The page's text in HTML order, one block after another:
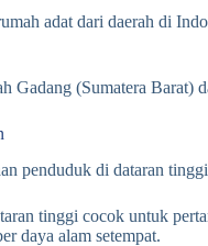
adat dari daerah di
Gadang (Sumatera Barat)
penduduk di dataran
tinggi cocok untuk
daya alam setempat.